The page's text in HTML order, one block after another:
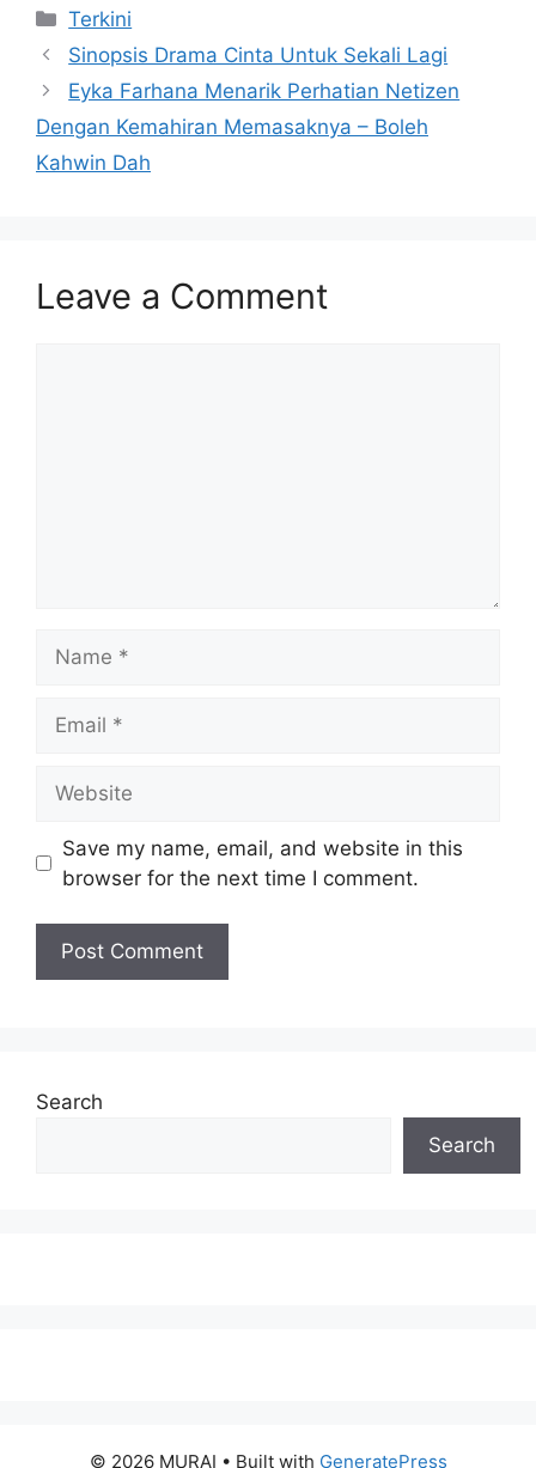
Categories
Terkini
Sinopsis Drama Cinta Untuk Sekali Lagi
Eyka Farhana Menarik Perhatian Netizen
Dengan Kemahiran Memasaknya – Boleh
Kahwin Dah
Leave a Comment
Save my name, email, and website in this
browser for the next time I comment.
Search
Search
© 2026 MURAI • Built with GeneratePress